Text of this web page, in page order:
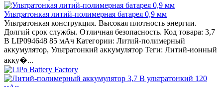
Ультратонкая литий-полимерная батарея 0,9 мм
Ультратонкая конструкция. Высокая плотность энергии.
Долгий срок службы. Отличная безопасность. Код товара: 3,7
В LIP094648 85 мАч Категории: Литий-полимерный
аккумулятор, Ультратонкий аккумулятор Теги: Литий-ионный
акку�...